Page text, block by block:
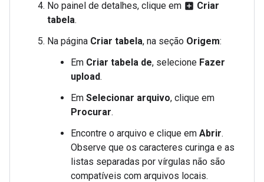
No painel de detalhes, clique em add_box Criar
tabela.
Na página Criar tabela, na seção Origem:
Em Criar tabela de, selecione Fazer
upload.
Em Selecionar arquivo, clique em
Procurar.
Encontre o arquivo e clique em Abrir.
Observe que os caracteres curinga e as
listas separadas por vírgulas não são
compatíveis com arquivos locais.